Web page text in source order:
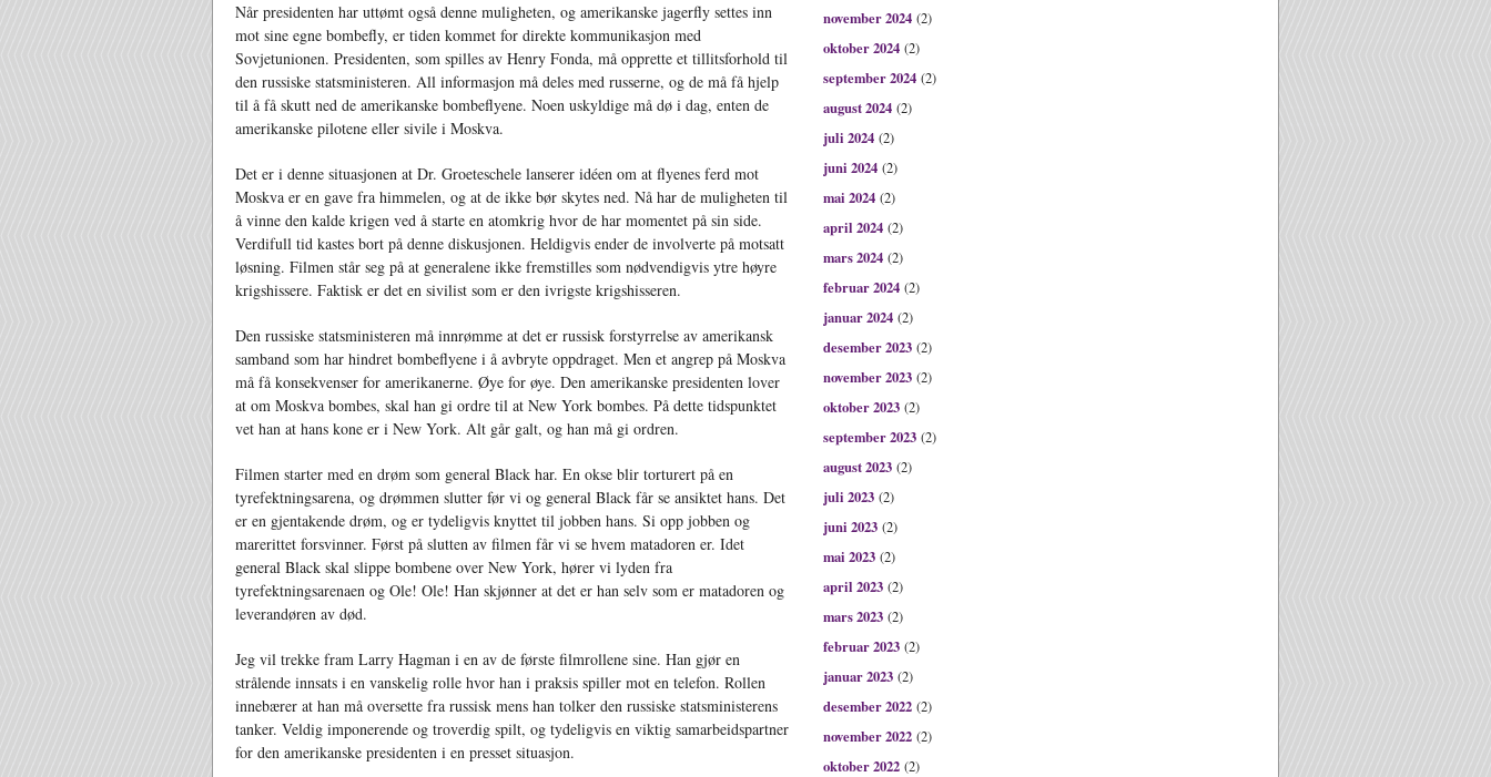
Når presidenten har uttømt også denne muligheten, og amerikanske jagerfly settes inn
mot sine egne bombefly, er tiden kommet for direkte kommunikasjon med
Sovjetunionen. Presidenten, som spilles av Henry Fonda, må opprette et tillitsforhold til
den russiske statsministeren. All informasjon må deles med russerne, og de må få hjelp
til å få skutt ned de amerikanske bombeflyene. Noen uskyldige må dø i dag, enten de
amerikanske pilotene eller sivile i Moskva.
Det er i denne situasjonen at Dr. Groeteschele lanserer idéen om at flyenes ferd mot
Moskva er en gave fra himmelen, og at de ikke bør skytes ned. Nå har de muligheten til
å vinne den kalde krigen ved å starte en atomkrig hvor de har momentet på sin side.
Verdifull tid kastes bort på denne diskusjonen. Heldigvis ender de involverte på motsatt
løsning. Filmen står seg på at generalene ikke fremstilles som nødvendigvis ytre høyre
krigshissere. Faktisk er det en sivilist som er den ivrigste krigshisseren.
Den russiske statsministeren må innrømme at det er russisk forstyrrelse av amerikansk
samband som har hindret bombeflyene i å avbryte oppdraget. Men et angrep på Moskva
må få konsekvenser for amerikanerne. Øye for øye. Den amerikanske presidenten lover
at om Moskva bombes, skal han gi ordre til at New York bombes. På dette tidspunktet
vet han at hans kone er i New York. Alt går galt, og han må gi ordren.
Filmen starter med en drøm som general Black har. En okse blir torturert på en
tyrefektningsarena, og drømmen slutter før vi og general Black får se ansiktet hans. Det
er en gjentakende drøm, og er tydeligvis knyttet til jobben hans. Si opp jobben og
marerittet forsvinner. Først på slutten av filmen får vi se hvem matadoren er. Idet
general Black skal slippe bombene over New York, hører vi lyden fra
tyrefektningsarenaen og Ole! Ole! Han skjønner at det er han selv som er matadoren og
leverandøren av død.
Jeg vil trekke fram Larry Hagman i en av de første filmrollene sine. Han gjør en
strålende innsats i en vanskelig rolle hvor han i praksis spiller mot en telefon. Rollen
innebærer at han må oversette fra russisk mens han tolker den russiske statsministerens
tanker. Veldig imponerende og troverdig spilt, og tydeligvis en viktig samarbeidspartner
for den amerikanske presidenten i en presset situasjon.
november 2024 (2)
oktober 2024 (2)
september 2024 (2)
august 2024 (2)
juli 2024 (2)
juni 2024 (2)
mai 2024 (2)
april 2024 (2)
mars 2024 (2)
februar 2024 (2)
januar 2024 (2)
desember 2023 (2)
november 2023 (2)
oktober 2023 (2)
september 2023 (2)
august 2023 (2)
juli 2023 (2)
juni 2023 (2)
mai 2023 (2)
april 2023 (2)
mars 2023 (2)
februar 2023 (2)
januar 2023 (2)
desember 2022 (2)
november 2022 (2)
oktober 2022 (2)